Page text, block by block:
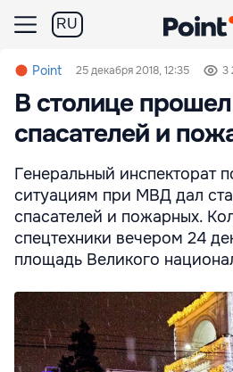
RU
Point 25 декабря 2018, 12:35 3
В столице
спасателей и
Генеральный инспекторат
ситуациям при МВД дал
спасателей и пожарных.
спецтехники вечером 24
площадь Великого